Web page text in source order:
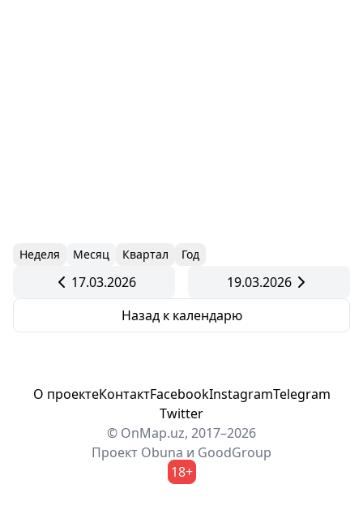
Неделя Месяц Квартал Год
17.03.2026
19.03.2026
Назад к календарю
О проектеКонтактFacebookInstagramTelegram
Twitter
© OnMap.uz, 2017–2026
Проект Obuna и GoodGroup
18+